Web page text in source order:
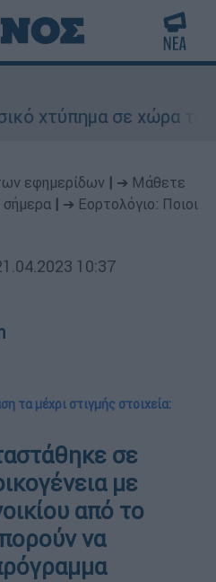
σε χώρα του
εφημερίδων
➔ Μάθετε
σήμερα
➔ Εορτολόγιο: Ποιοι
10:37
τα μέχρι στιγμής στοιχεία:
σε
με
από το
να